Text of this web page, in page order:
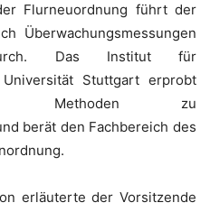
Flurneuordnung führt der
Überwachungsmessungen
Das Institut für
Stuttgart erprobt
Methoden zu
berät den Fachbereich des
erläuterte der Vorsitzende